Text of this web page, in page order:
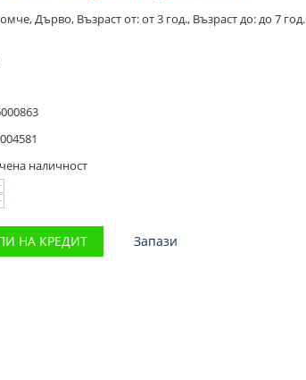
Дърво, Възраст от: от 3 год., Възраст до: до 7 год.
наличност
НА КРЕДИТ Запази